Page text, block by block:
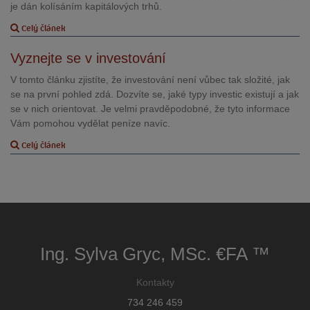
je dán kolísáním kapitálových trhů.
Celý článek
Vyznejte se v investování
V tomto článku zjistíte, že investování není vůbec tak složité, jak
se na první pohled zdá. Dozvíte se, jaké typy investic existují a jak
se v nich orientovat. Je velmi pravděpodobné, že tyto informace
Vám pomohou vydělat peníze navíc.
Celý článek
Ing. Sylva Gryc, MSc. €FA ™
Kontakty
734 246 459